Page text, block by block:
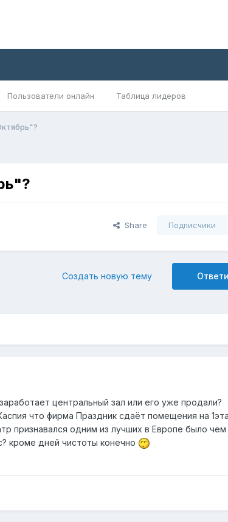
Пользователи онлайн Таблица лидеров
Share Подписчики
Создать новую тему
центральный зал или его уже продали?
что фирма Праздник сдаёт помещения на
признавался одним из лучших в Европе было чем
кроме дней чистоты конечно